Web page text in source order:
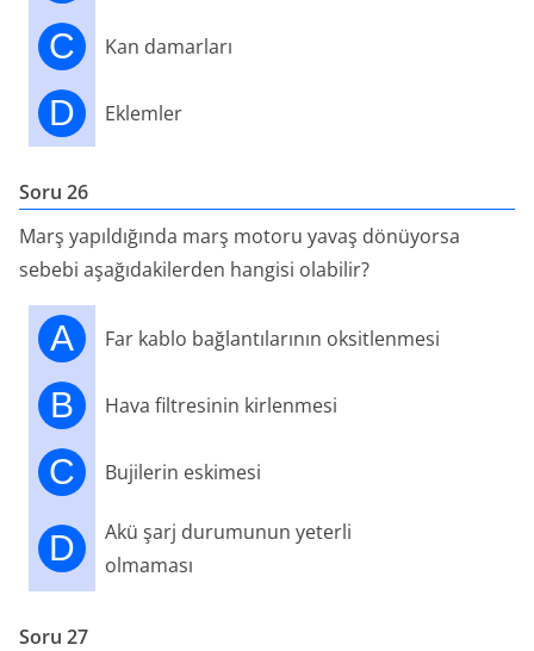
C Kan damarları
D Eklemler
Soru 26
Marş yapıldığında marş motoru yavaş dönüyorsa
sebebi aşağıdakilerden hangisi olabilir?
A Far kablo bağlantılarının oksitlenmesi
B Hava filtresinin kirlenmesi
C Bujilerin eskimesi
D
Akü şarj durumunun yeterli
olmaması
Soru 27